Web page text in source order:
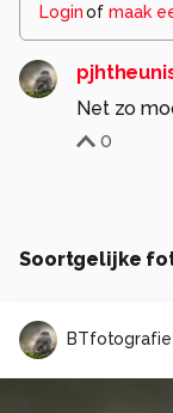
Loginof maak
Net zo
0
Soortgelijke
BTfotografie